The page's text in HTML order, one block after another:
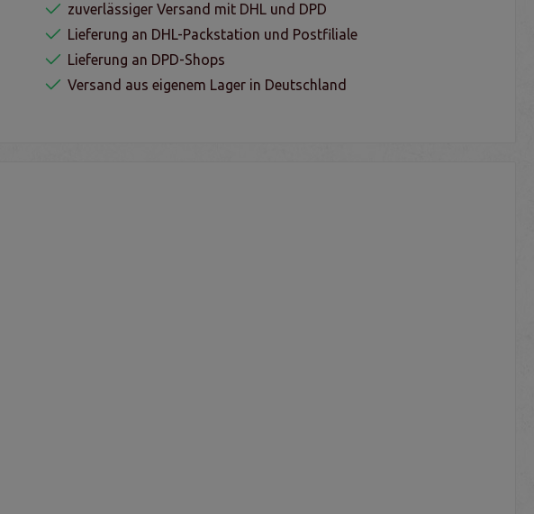
zuverlässiger Versand mit DHL und DPD
Lieferung an DHL-Packstation und Postfiliale
Lieferung an DPD-Shops
Versand aus eigenem Lager in Deutschland